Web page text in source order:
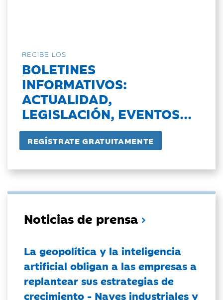
RECIBE LOS
BOLETINES
INFORMATIVOS:
ACTUALIDAD,
LEGISLACIÓN, EVENTOS...
Noticias de prensa
La geopolítica y la inteligencia
artificial obligan a las empresas a
replantear sus estrategias de
crecimiento - Naves industriales y